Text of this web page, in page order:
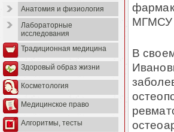
Анатомия и физиология
Лабораторные
исследования
Традиционная медицина
Здоровый образ жизни
Косметология
Медицинское право
Алгоритмы, тесты
МГМСУ
В